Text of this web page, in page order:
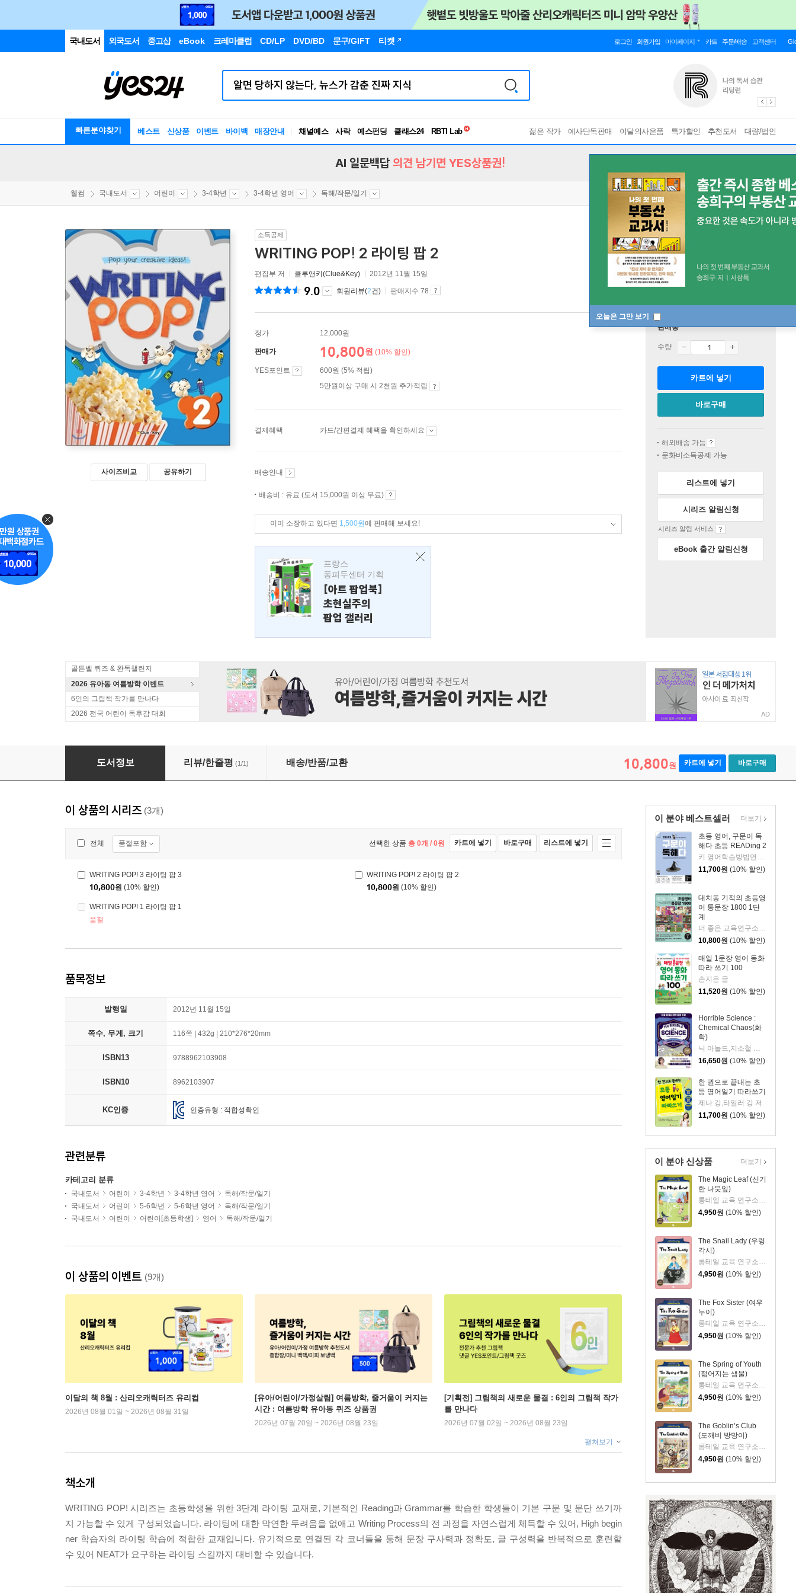
국내도서 외국도서 중고샵 eBook 크레마클럽 CD/LP DVD/BD 문구/GIFT 티켓 로그인 회원가입 마이페이지 카트 주문/배송 고객센터
빠른분야찾기 베스트 신상품 이벤트 바이백 매장안내 채널예스 사락 예스펀딩 클래스24
RBTI Lab
독서유형검사
젊은 작가 예사단독판매 이달의사은품 특가할인 추천도서 대량/법인
오늘은 그만 보기
AI 일문백답 의견 남기면 YES상품권!
웰컴 국내도서 어린이 3-4학년 3-4학년 영어 독해/작문/일기
사이즈비교 공유하기
소득공제
WRITING POP! 2 라이팅 팝 2
편집부 저 클루앤키(Clue&Key) 2012년 11월 15일
9.0 회원리뷰(2건) 판매지수 78
정가 12,000원
판매가 10,800원 (10% 할인)
YES포인트
600원 (5% 적립)
5만원이상 구매 시 2천원 추가적립
결제혜택 카드/간편결제 혜택을 확인하세요
배송안내
배송비 : 유료 (도서 15,000원 이상 무료)
이미 소장하고 있다면 1,500원에 판매해 보세요!
프랑스
퐁피두센터 기획
[아트 팝업북]
초현실주의
팝업 갤러리
판매중
수량
카트에 넣기
바로구매
해외배송 가능
문화비소득공제 가능
리스트에 넣기
시리즈 알림신청
시리즈 알림 서비스
eBook 출간 알림신청
골든벨 퀴즈 & 완독챌린지
2026 유아동 여름방학 이벤트
6인의 그림책 작가를 만나다
2026 전국 어린이 독후감 대회
AD
WRITING POP! 2 라이팅 팝 2
도서정보 리뷰/한줄평 (1/1) 배송/반품/교환 10,800원 카트에 넣기 바로구매
이 분야 베스트셀러
초등 영어, 구문이 독
해다 초등 READing 2
키 영어학습방법연구소 저
11,700원 (10% 할인)
대치동 기적의 초등영
어 통문장 1800 1단
계
더 좋은 교육연구소 저
10,800원 (10% 할인)
매일 1문장 영어 동화
따라 쓰기 100
손지은 글
11,520원 (10% 할인)
Horrible Science :
Chemical Chaos(화
학)
닉 아놀드,지소철 공저/토니 드 솔스 그림
16,650원 (10% 할인)
한 권으로 끝내는 초
등 영어일기 따라쓰기
제나 강,타일러 강 저
11,700원 (10% 할인)
더보기
이 분야 신상품
The Magic Leaf (신기
한 나뭇잎)
롱테일 교육 연구소 저
4,950원 (10% 할인)
The Snail Lady (우렁
각시)
롱테일 교육 연구소 저
4,950원 (10% 할인)
The Fox Sister (여우
누이)
롱테일 교육 연구소 저
4,950원 (10% 할인)
The Spring of Youth
(젊어지는 샘물)
4,950원 (10% 할인)
The Goblin’s Club
(도깨비 방망이)
4,950원 (10% 할인)
더보기
이 상품의 시리즈 (3개)
전체 품절포함 선택한 상품 총 0개 / 0원 카트에 넣기 바로구매 리스트에 넣기
WRITING POP! 3 라이팅 팝 3
10,800원 (10% 할인)
WRITING POP! 2 라이팅 팝 2
10,800원 (10% 할인)
WRITING POP! 1 라이팅 팝 1
품절
품목정보
발행일 2012년 11월 15일
쪽수, 무게, 크기 116쪽 | 432g | 210*276*20mm
ISBN13 9788962103908
ISBN10 8962103907
KC인증 인증유형 : 적합성확인
관련분류
카테고리 분류
국내도서 어린이 3-4학년 3-4학년 영어
독해/작문/일기
국내도서
어린이 5-6학년 5-6학년 영어
독해/작문/일기
국내도서
어린이 어린이[초등학생] 영어 독해/작문/일기
이 상품의 이벤트 (9개)
이달의 책 8월 : 산리오캐릭터즈 유리컵
2026년 08월 01일 ~ 2026년 08월 31일
[유아/어린이/가정살림] 여름방학, 줄거움이 커지는
시간 : 여름방학 유아동 퀴즈 상품권
2026년 07월 20일 ~ 2026년 08월 23일
[기획전] 그림책의 새로운 물결 : 6인의 그림책 작가
를 만나다
2026년 07월 02일 ~ 2026년 08월 23일
펼쳐보기
책소개
WRITING POP! 시리즈는 초등학생을 위한 3단계 라이팅 교재로, 기본적인 Reading과 Grammar를 학습한 학생들이 기본 구문 및 문단 쓰기까
지 가능할 수 있게 구성되었습니다. 라이팅에 대한 막연한 두려움을 없애고 Writing Process의 전 과정을 자연스럽게 체득할 수 있어, High begin
ner 학습자의 라이팅 학습에 적합한 교재입니다. 유기적으로 연결된 각 코너들을 통해 문장 구사력과 정확도, 글 구성력을 반복적으로 훈련할
수 있어 NEAT가 요구하는 라이팅 스킬까지 대비할 수 있습니다.